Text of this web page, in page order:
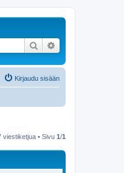
Etsi
Kirjaudu sisään
viestiketjua • Sivu 1/1